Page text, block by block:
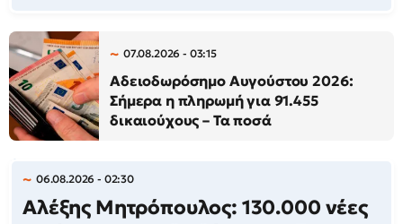
07.08.2026 - 03:15
Αδειοδωρόσημο Αυγούστου 2026:
Σήμερα η πληρωμή για 91.455
δικαιούχους – Τα ποσά
06.08.2026 - 02:30
Αλέξης Μητρόπουλος: 130.000 νέες